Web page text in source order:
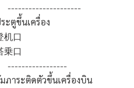
---------------------
ะตูขึ้นเครื่อง
机口
乗口
-----------------
ภาระติดตัวขึ้นเครื่องบิน